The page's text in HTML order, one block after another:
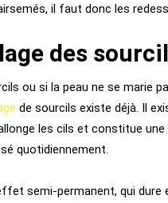
il faut donc les
des
ou si la peau ne se marie
de sourcils existe déjà. Il
les cils et constitue
quotidiennement.
semi-permanent, qui dure